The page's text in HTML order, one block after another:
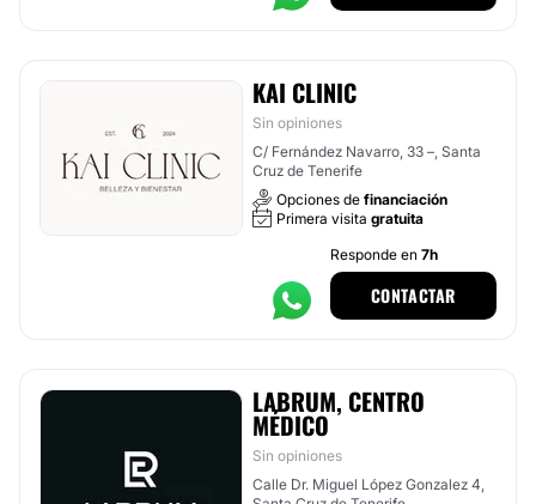
KAI CLINIC
Sin opiniones
C/ Fernández Navarro, 33 –, Santa
Cruz de Tenerife
Opciones de financiación
Primera visita gratuita
Responde en 7h
CONTACTAR
LABRUM, CENTRO
MÉDICO
Sin opiniones
Calle Dr. Miguel López Gonzalez 4,